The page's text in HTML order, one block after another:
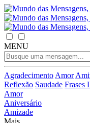
MENU
Agradecimento Amor
Reflexão Saudade Frases
Amor
Aniversário
Amizade
Mais